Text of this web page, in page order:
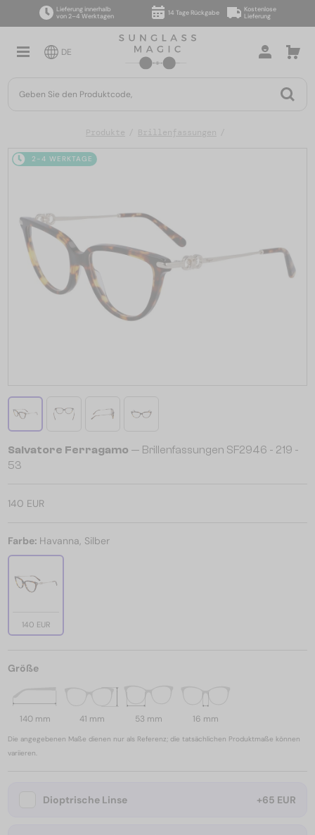
Lieferung innerhalb
von 2–4 Werktagen
14 Tage Rückgabe
Kostenlose
Lieferung
DE
Produkte Brillenfassungen
2-4 WERKTAGE
Salvatore Ferragamo — Brillenfassungen SF2946 - 219 -
53
140 EUR
Farbe: Havanna, Silber
140 EUR
Größe
140 mm 41 mm 53 mm 16 mm
Die angegebenen Maße dienen nur als Referenz; die tatsächlichen Produktmaße können
variieren.
Dioptrische Linse +65 EUR